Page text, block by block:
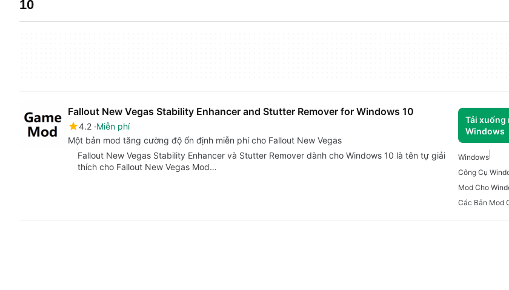
10
Fallout New Vegas Stability Enhancer and Stutter Remover for Windows 10
4.2 Miễn phí
Một bản mod tăng cường độ ổn định miễn phí cho Fallout New Vegas
Tải xuống
Windows
Fallout New Vegas Stability Enhancer và Stutter Remover dành cho Windows 10 là tên tự giải
thích cho Fallout New Vegas Mod…
Windows
Công Cụ
Mod Cho
Các Bản Mod